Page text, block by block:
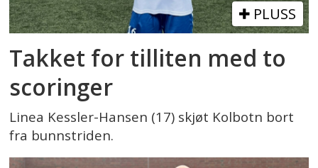
PLUSS
Takket for tilliten med to
scoringer
Linea Kessler-Hansen (17) skjøt Kolbotn bort
fra bunnstriden.